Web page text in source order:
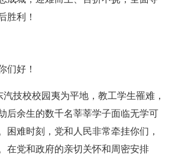
胜利！
们好！
汽技校校园夷为平地，教工学生罹难，
后余生的数千名莘莘学子面临无学可
困难时刻，党和人民非常牵挂你们，
在党和政府的亲切关怀和周密安排